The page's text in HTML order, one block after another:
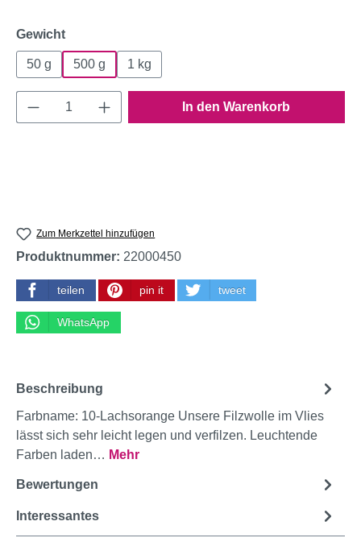
Gewichtauswählen
50 g 500 g 1 kg
Produkt Anzahl: Gib den gewünschten
In den Warenkorb
Zum Merkzettel hinzufügen
Produktnummer: 22000450
teilen pin it tweet
WhatsApp
Beschreibung
Farbname: 10-Lachsorange Unsere Filzwolle im Vlies
lässt sich sehr leicht legen und verfilzen. Leuchtende
Farben laden… Mehr
Bewertungen
Interessantes